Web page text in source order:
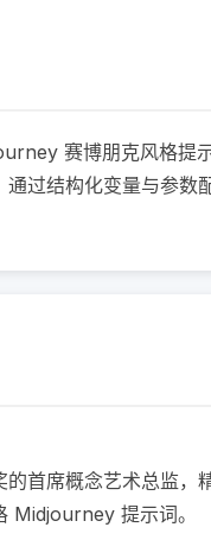
赛博朋克风格提
通过结构化变量与参
的首席概念艺术总监
Midjourney 提示词。